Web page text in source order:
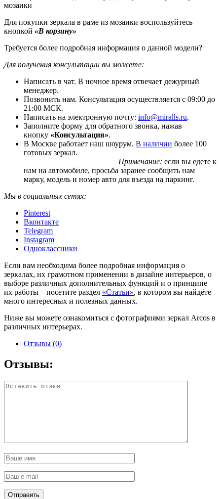
мозаики
Для покупки зеркала в раме из мозаики воспользуйтесь
кнопкой «В корзину»
Требуется более подробная информация о данной модели?
Для получения консультации вы можете:
Написать в чат. В ночное время отвечает дежурный
менеджер.
Позвонить нам. Консультация осуществляется с 09:00 до
21:00 МСК.
Написать на электронную почту: info@miralls.ru.
Заполните форму для обратного звонка, нажав
кнопку «Консультация».
В Москве работает наш шоурум. В наличии более 100
готовых зеркал.
Примечание: если вы едете к
нам на автомобиле, просьба заранее сообщить нам
марку, модель и номер авто для въезда на паркинг.
Мы в социальных сетях:
Pinterest
Вконтакте
Telegram
Instagram
Одноклассники
Если вам необходима более подробная информация о
зеркалах, их грамотном применении в дизайне интерьеров, о
выборе различных дополнительных функций и о принципе
их работы – посетите раздел «Статьи», в котором вы найдёте
много интересных и полезных данных.
Ниже вы можете ознакомиться с фотографиями зеркал Arcos в
различных интерьерах.
Отзывы (0)
Отзывы: